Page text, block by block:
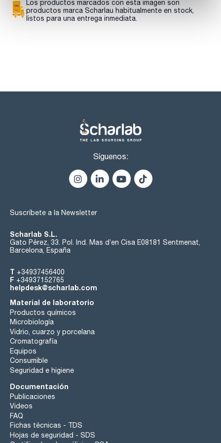
Los productos marcados con esta imagen son
productos marca Scharlau habitualmente en stock,
listos para una entrega inmediata.
Síguenos:
Suscríbete a la Newsletter
Scharlab S.L.
Gato Pérez, 33. Pol. Ind. Mas d’en Cisa E08181 Sentmenat,
Barcelona, España
T +34937456400
F +34937152765
helpdesk@scharlab.com
Material de laboratorio
Productos químicos
Microbiología
Vidrio, cuarzo y porcelana
Cromatografía
Equipos
Consumible
Seguridad e higiene
Documentación
Publicaciones
Videos
FAQ
Fichas técnicas - TDS
Hojas de seguridad - SDS